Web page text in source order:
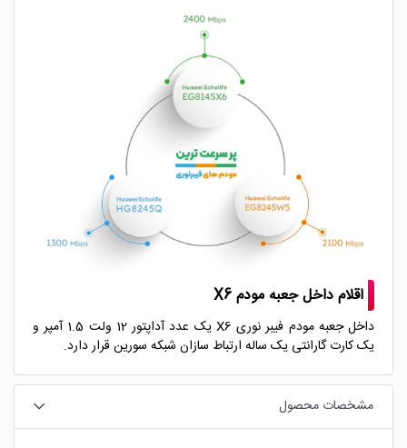
اقلام داخل جعبه مودم X6
داخل جعبه مودم فیبر نوری X6 یک عدد آداپتور 12 ولت 1.5 آمپر و
یک کارت گارانتی یک ساله ارتباط سازان شبکه سورین قرار دارد.
مشخصات محصول